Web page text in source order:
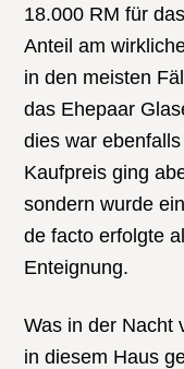
18.000 RM für
Anteil am
in den meisten
das Ehepaar
dies war
Kaufpreis ging
sondern wurde
de facto erfolgte
Enteignung.
Was in der Nacht
in diesem Haus